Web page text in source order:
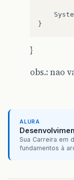
}
}
obs.: nao
ALURA
Sua Carreira em
fundamentos à